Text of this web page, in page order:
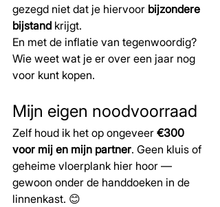
gezegd niet dat je hiervoor bijzondere
bijstand krijgt.
En met de inflatie van tegenwoordig?
Wie weet wat je er over een jaar nog
voor kunt kopen.
Mijn eigen noodvoorraad
Zelf houd ik het op ongeveer €300
voor mij en mijn partner. Geen kluis of
geheime vloerplank hier hoor —
gewoon onder de handdoeken in de
linnenkast. 😊